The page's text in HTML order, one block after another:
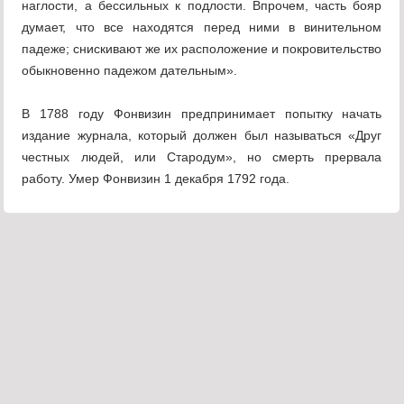
наглости, а бессильных к подлости. Впрочем, часть бояр
думает, что все находятся перед ними в винительном
падеже; снискивают же их расположение и покровительство
обыкновенно падежом дательным».
В 1788 году Фонвизин предпринимает попытку начать
издание журнала, который должен был называться «Друг
честных людей, или Стародум», но смерть прервала
работу. Умер Фонвизин 1 декабря 1792 года.